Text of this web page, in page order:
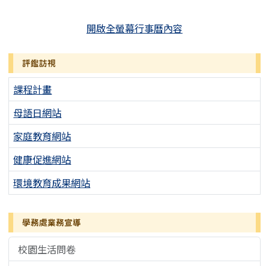
開啟全螢幕行事曆內容
評鑑訪視
課程計畫
母語日網站
家庭教育網站
健康促進網站
環境教育成果網站
學務處業務宣導
校園生活問卷